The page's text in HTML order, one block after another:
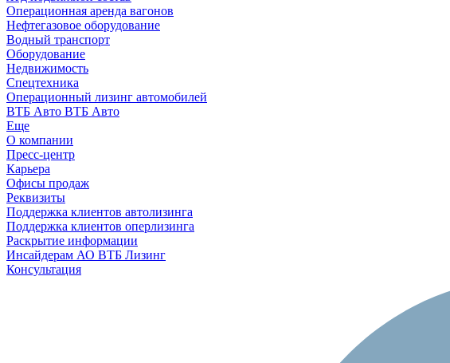
Операционная аренда вагонов
Нефтегазовое оборудование
Водный транспорт
Оборудование
Недвижимость
Спецтехника
Операционный лизинг автомобилей
ВТБ Авто ВТБ Авто
Еще
О компании
Пресс-центр
Карьера
Офисы продаж
Реквизиты
Поддержка клиентов автолизинга
Поддержка клиентов оперлизинга
Раскрытие информации
Инсайдерам АО ВТБ Лизинг
Консультация